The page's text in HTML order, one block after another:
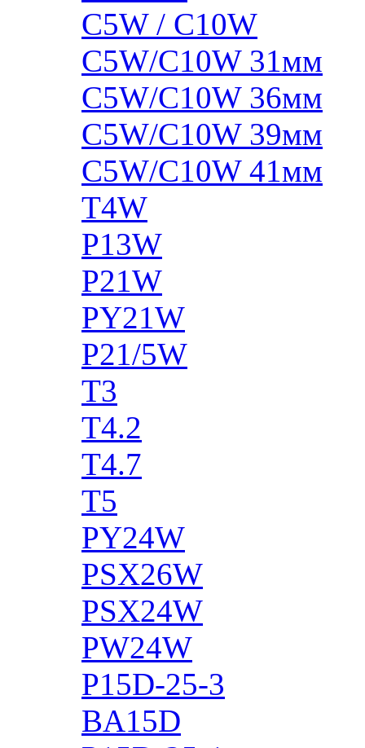
C5W / C10W
C5W/C10W 31мм
C5W/C10W 36мм
C5W/C10W 39мм
C5W/C10W 41мм
T4W
P13W
P21W
PY21W
P21/5W
T3
T4.2
T4.7
T5
PY24W
PSX26W
PSX24W
PW24W
P15D-25-3
BA15D